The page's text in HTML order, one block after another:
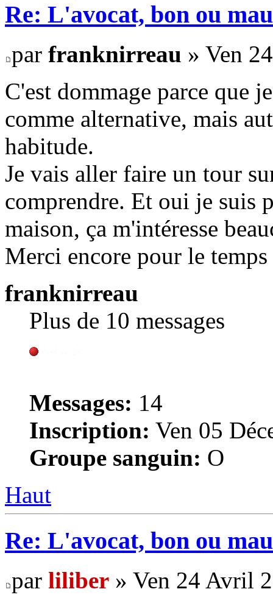
Re: L'avocat, bon ou
par franknirreau » Ven
C'est dommage parce que
comme alternative, mais
habitude.
Je vais aller faire un tour
comprendre. Et oui je suis
maison, ça m'intéresse
Merci encore pour le
franknirreau
Plus de 10 messages
Messages: 14
Inscription: Ven 05
Groupe sanguin: O
Haut
Re: L'avocat, bon ou
par liliber » Ven 24 Avril